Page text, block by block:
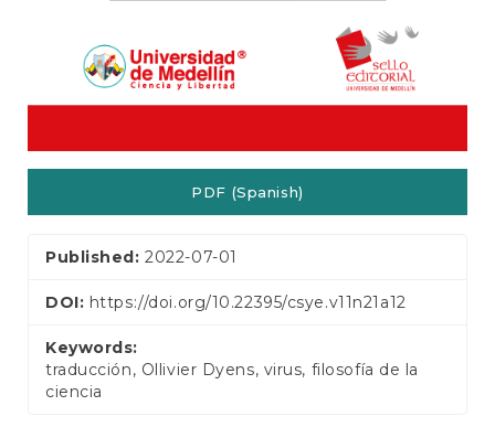
PDF (Spanish)
Published:2022-07-01
DOI: https://doi.org/10.22395/csye.v11n21a12
Keywords:
traducción, Ollivier Dyens, virus, filosofía de la
ciencia